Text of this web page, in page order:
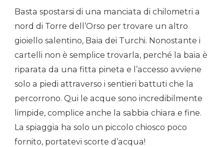
Basta spostarsi di una manciata di chilometri a
nord di Torre dell’Orso per trovare un altro
gioiello salentino, Baia dei Turchi. Nonostante i
cartelli non è semplice trovarla, perché la baia è
riparata da una fitta pineta e l’accesso avviene
solo a piedi attraverso i sentieri battuti che la
percorrono. Qui le acque sono incredibilmente
limpide, complice anche la sabbia chiara e fine.
La spiaggia ha solo un piccolo chiosco poco
fornito, portatevi scorte d’acqua!